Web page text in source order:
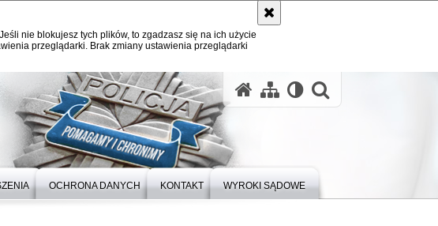
nie blokujesz tych plików, to zgadzasz się na ich użycie
przeglądarki. Brak zmiany ustawienia przeglądarki
OCHRONA DANYCH KONTAKT WYROKI SĄDOWE